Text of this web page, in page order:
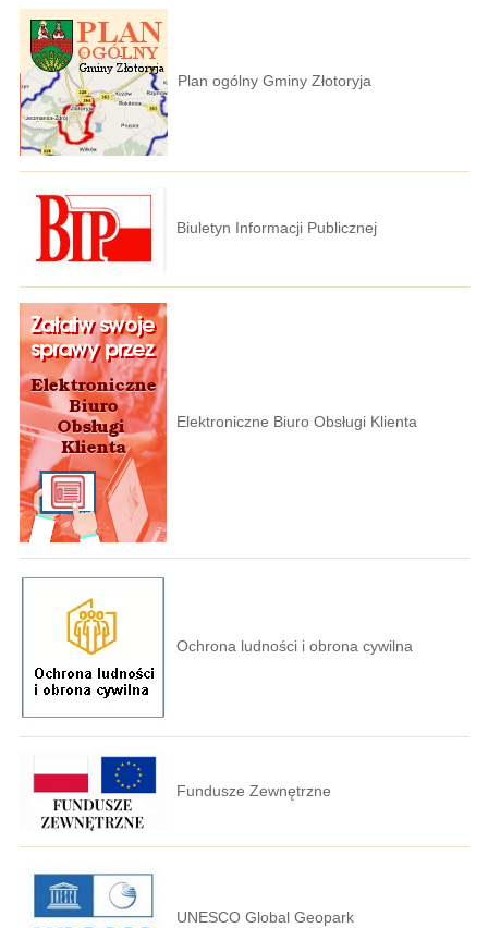
Plan ogólny Gminy Złotoryja
Biuletyn Informacji Publicznej
Elektroniczne Biuro Obsługi Klienta
Ochrona ludności i obrona cywilna
Fundusze Zewnętrzne
UNESCO Global Geopark